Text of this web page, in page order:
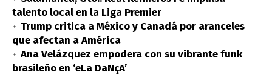
talento local en la Liga Premier
Trump critica a México y Canadá por aranceles
que afectan a América
Ana Velázquez empodera con su vibrante funk
brasileño en ‘eLa DaNçA’